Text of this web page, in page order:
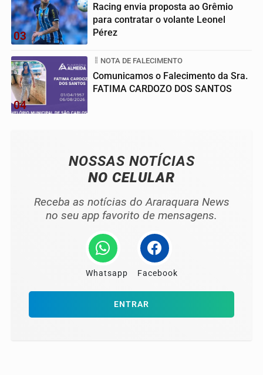
03
Racing envia proposta ao Grêmio
para contratar o volante Leonel
Pérez
04
NOTA DE FALECIMENTO
Comunicamos o Falecimento da Sra.
FATIMA CARDOZO DOS SANTOS
NOSSAS NOTÍCIAS
NO CELULAR
Receba as notícias do Araraquara News
no seu app favorito de mensagens.
Whatsapp Facebook
ENTRAR